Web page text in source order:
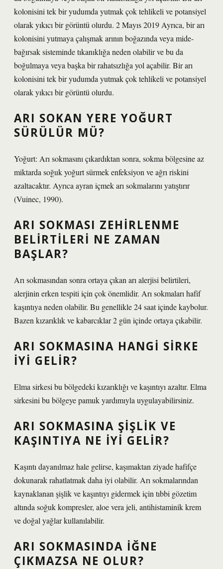
kolonisini tek bir yudumda yutmak çok tehlikeli ve potansiyel
olarak yıkıcı bir görüntü olurdu. 2 Mayıs 2019 Ayrıca, bir arı
kolonisini yutmaya çalışmak arının boğazında veya mide-
bağırsak sisteminde tıkanıklığa neden olabilir ve bu da
boğulmaya veya başka bir rahatsızlığa yol açabilir. Bir arı
kolonisini tek bir yudumda yutmak çok tehlikeli ve potansiyel
olarak yıkıcı bir görüntü olurdu.
ARI SOKAN YERE YOĞURT
SÜRÜLÜR MÜ?
Yoğurt: Arı sokmasını çıkardıktan sonra, sokma bölgesine az
miktarda soğuk yoğurt sürmek enfeksiyon ve ağrı riskini
azaltacaktır. Ayrıca ayran içmek arı sokmalarını yatıştırır
(Vuinec, 1990).
ARI SOKMASI ZEHIRLENME
BELIRTILERI NE ZAMAN
BAŞLAR?
Arı sokmasından sonra ortaya çıkan arı alerjisi belirtileri,
alerjinin erken tespiti için çok önemlidir. Arı sokmaları hafif
kaşıntıya neden olabilir. Bu genellikle 24 saat içinde kaybolur.
Bazen kızarıklık ve kabarcıklar 2 gün içinde ortaya çıkabilir.
ARI SOKMASINA HANGI SIRKE
IYI GELIR?
Elma sirkesi bu bölgedeki kızarıklığı ve kaşıntıyı azaltır. Elma
sirkesini bu bölgeye pamuk yardımıyla uygulayabilirsiniz.
ARI SOKMASINA ŞIŞLIK VE
KAŞINTIYA NE IYI GELIR?
Kaşıntı dayanılmaz hale gelirse, kaşımaktan ziyade hafifçe
dokunarak rahatlatmak daha iyi olabilir. Arı sokmalarından
kaynaklanan şişlik ve kaşıntıyı gidermek için tıbbi gözetim
altında soğuk kompresler, aloe vera jeli, antihistaminik krem ​​
ve doğal yağlar kullanılabilir.
ARI SOKMASINDA IĞNE
ÇIKMAZSA NE OLUR?